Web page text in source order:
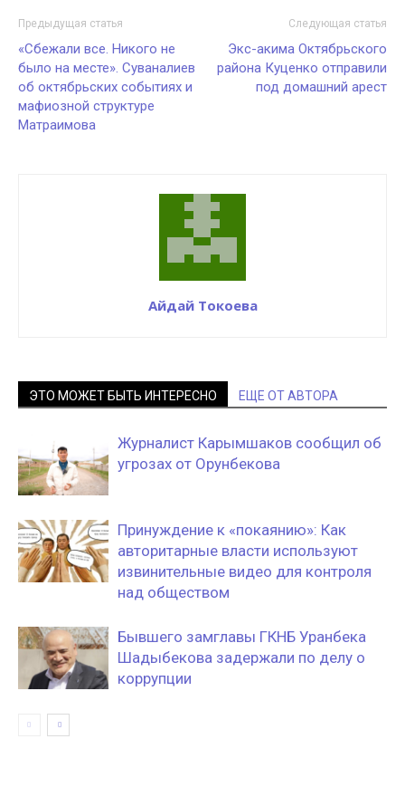
Предыдущая статья
«Сбежали все. Никого не
было на месте». Суваналиев
об октябрьских событиях и
мафиозной структуре
Матраимова
Следующая статья
Экс-акима Октябрьского
района Куценко отправили
под домашний арест
Айдай Токоева
ЭТО МОЖЕТ БЫТЬ ИНТЕРЕСНО ЕЩЕ ОТ АВТОРА
Журналист Карымшаков сообщил об
угрозах от Орунбекова
Принуждение к «покаянию»: Как
авторитарные власти используют
извинительные видео для контроля
над обществом
Бывшего замглавы ГКНБ Уранбека
Шадыбекова задержали по делу о
коррупции